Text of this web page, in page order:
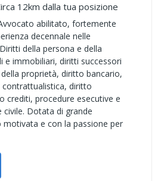
12km dalla tua posizione
abilitato, fortemente
decennale nelle
della persona e della
e immobiliari, diritti successori
proprietà, diritto bancario,
diritto
crediti, procedure esecutive e
Dotata di grande
e con la passione per